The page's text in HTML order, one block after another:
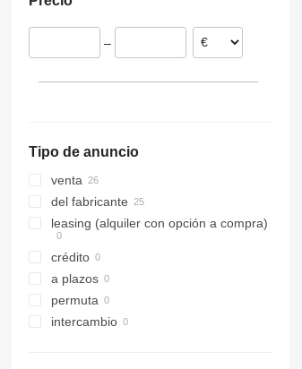
–
Tipo de anuncio
venta
del fabricante
leasing (alquiler con opción a compra)
crédito
a plazos
permuta
intercambio